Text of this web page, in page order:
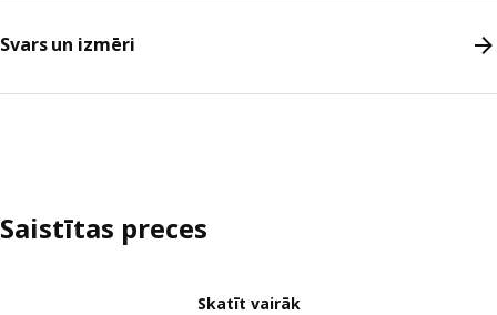
Svars un izmēri
Saistītas preces
Skatīt vairāk